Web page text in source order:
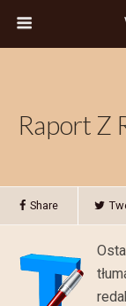
Raport Z
Share